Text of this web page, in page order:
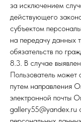
за исключением
действующего
субъектом
на передачу данных
обязательств по
8.3. В случае
Пользователь может
путем направления
электронной почты
gallery55@yandex.ru